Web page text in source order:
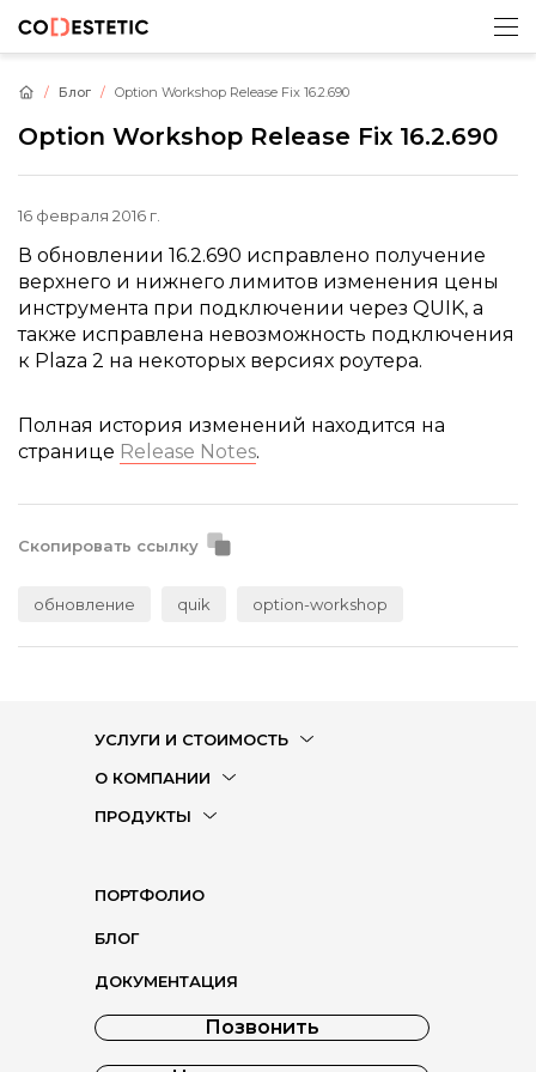
Блог Option Workshop Release Fix 16.2.690
Option Workshop Release Fix 16.2.690
16 февраля 2016 г.
В обновлении 16.2.690 исправлено получение
верхнего и нижнего лимитов изменения цены
инструмента при подключении через QUIK, а
также исправлена невозможность подключения
к Plaza 2 на некоторых версиях роутера.
Полная история изменений находится на
странице Release Notes.
Скопировать ссылку
обновление quik option-workshop
УСЛУГИ И СТОИМОСТЬ
О КОМПАНИИ
ПРОДУКТЫ
ПОРТФОЛИО
БЛОГ
ДОКУМЕНТАЦИЯ
Позвонить